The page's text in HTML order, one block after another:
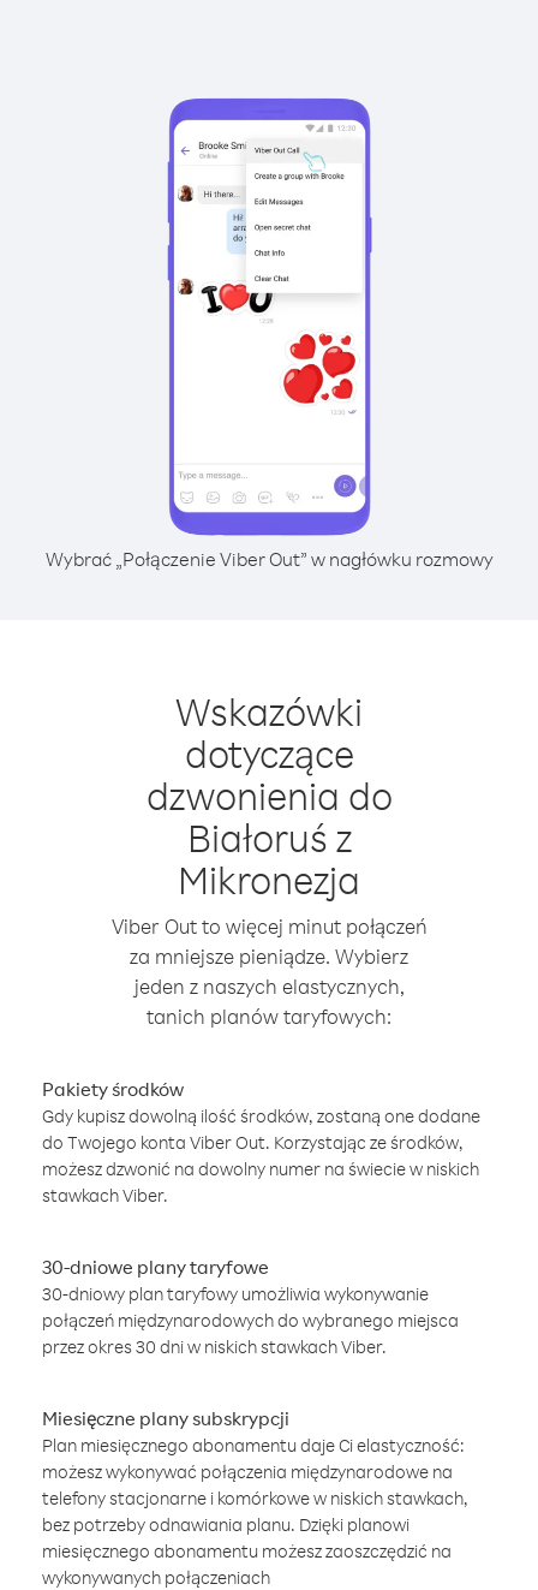
Wybrać „Połączenie Viber Out” w nagłówku rozmowy
Wskazówki
dotyczące
dzwonienia do
Białoruś z
Mikronezja
Viber Out to więcej minut połączeń
za mniejsze pieniądze. Wybierz
jeden z naszych elastycznych,
tanich planów taryfowych:
Pakiety środków
Gdy kupisz dowolną ilość środków, zostaną one dodane
do Twojego konta Viber Out. Korzystając ze środków,
możesz dzwonić na dowolny numer na świecie w niskich
stawkach Viber.
30-dniowe plany taryfowe
30-dniowy plan taryfowy umożliwia wykonywanie
połączeń międzynarodowych do wybranego miejsca
przez okres 30 dni w niskich stawkach Viber.
Miesięczne plany subskrypcji
Plan miesięcznego abonamentu daje Ci elastyczność:
możesz wykonywać połączenia międzynarodowe na
telefony stacjonarne i komórkowe w niskich stawkach,
bez potrzeby odnawiania planu. Dzięki planowi
miesięcznego abonamentu możesz zaoszczędzić na
wykonywanych połączeniach